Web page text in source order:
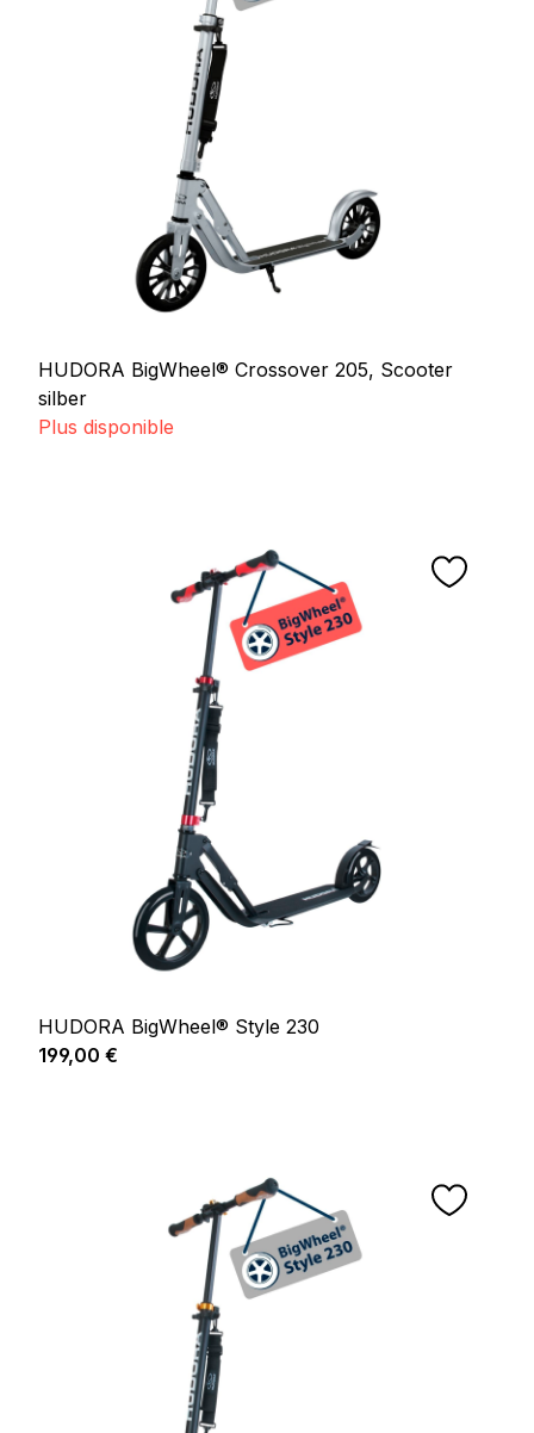
HUDORA BigWheel® Crossover 205, Scooter
silber
Plus disponible
HUDORA BigWheel® Style 230
Prix régulier :
199,00 €